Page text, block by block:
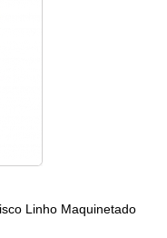
Linho Maquinetado